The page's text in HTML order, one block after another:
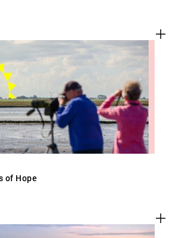
of Hope